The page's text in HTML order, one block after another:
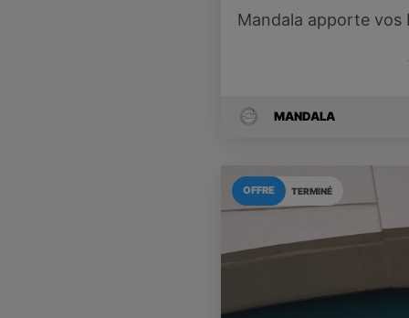
Mandala apporte vos
MANDALA
TERMINÉ
OFFRE